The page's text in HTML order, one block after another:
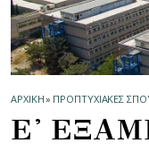
ΑΡΧΙΚΗ» ΠΡΟΠΤΥΧΙΑΚΕΣ
Ε'